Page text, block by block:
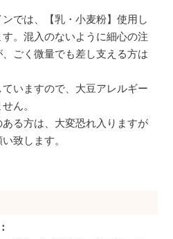
では、【乳・小麦粉】使用し
。混入のないように細心の注
ごく微量でも差し支える方は
いますので、大豆アレルギー
ん。
る方は、大変恐れ入りますが
致します。